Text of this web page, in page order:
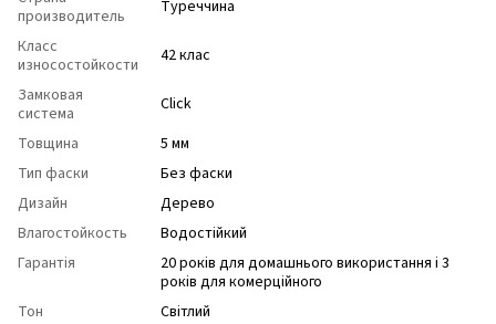
производитель
Туреччина
Класс
износостойкости
42 клас
Замковая
система
Click
Товщина
5 мм
Тип фаски
Без фаски
Дизайн
Дерево
Влагостойкость
Водостійкий
Гарантія
20 років для домашнього використання і 3
років для комерційного
Тон
Світлий